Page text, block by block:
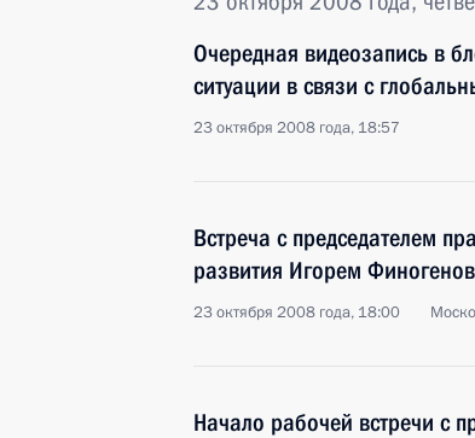
Очередная видеозапись в
ситуации в связи с
23 октября 2008 года, 18:57
Встреча с председателем
развития Игорем
23 октября 2008 года, 18:00
Начало рабочей встречи с